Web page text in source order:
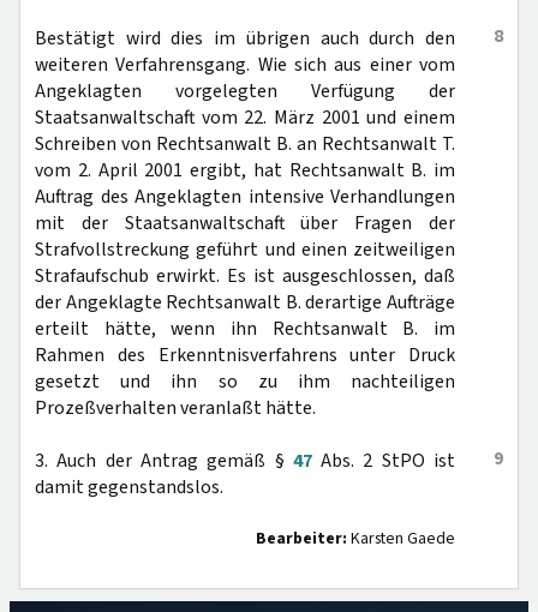
8
Bestätigt wird dies im übrigen auch durch den
weiteren Verfahrensgang. Wie sich aus einer vom
Angeklagten vorgelegten Verfügung der
Staatsanwaltschaft vom 22. März 2001 und einem
Schreiben von Rechtsanwalt B. an Rechtsanwalt T.
vom 2. April 2001 ergibt, hat Rechtsanwalt B. im
Auftrag des Angeklagten intensive Verhandlungen
mit der Staatsanwaltschaft über Fragen der
Strafvollstreckung geführt und einen zeitweiligen
Strafaufschub erwirkt. Es ist ausgeschlossen, daß
der Angeklagte Rechtsanwalt B. derartige Aufträge
erteilt hätte, wenn ihn Rechtsanwalt B. im
Rahmen des Erkenntnisverfahrens unter Druck
gesetzt und ihn so zu ihm nachteiligen
Prozeßverhalten veranlaßt hätte.
9
3. Auch der Antrag gemäß § 47Abs. 2 StPO ist
damit gegenstandslos.
Bearbeiter: Karsten Gaede